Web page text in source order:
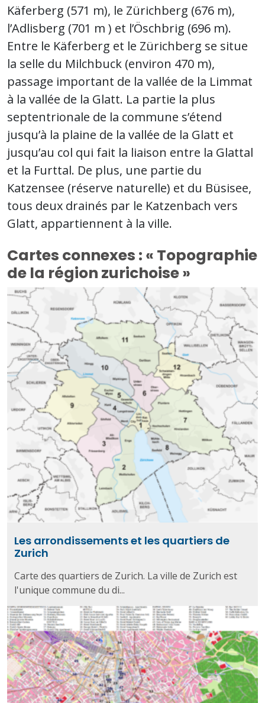
Käferberg (571 m), le Zürichberg (676 m),
l’Adlisberg (701 m ) et l’Öschbrig (696 m).
Entre le Käferberg et le Zürichberg se situe
la selle du Milchbuck (environ 470 m),
passage important de la vallée de la Limmat
à la vallée de la Glatt. La partie la plus
septentrionale de la commune s’étend
jusqu’à la plaine de la vallée de la Glatt et
jusqu’au col qui fait la liaison entre la Glattal
et la Furttal. De plus, une partie du
Katzensee (réserve naturelle) et du Büsisee,
tous deux drainés par le Katzenbach vers
Glatt, appartiennent à la ville.
Cartes connexes : « Topographie
de la région zurichoise »
Les arrondissements et les quartiers de
Zurich
Carte des quartiers de Zurich. La ville de Zurich est
l'unique commune du di...